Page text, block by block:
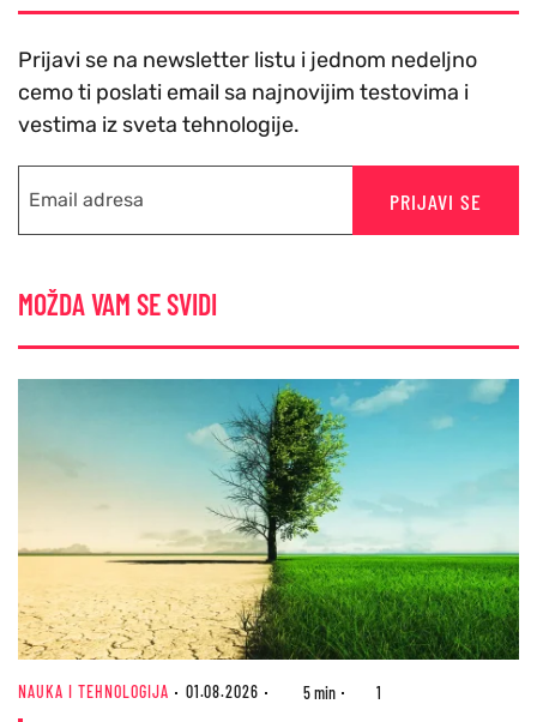
Prijavi se na newsletter listu i jednom nedeljno
cemo ti poslati email sa najnovijim testovima i
vestima iz sveta tehnologije.
PRIJAVI SE
MOŽDA VAM SE SVIDI
NAUKA I TEHNOLOGIJA 01.08.2026 5 min 1